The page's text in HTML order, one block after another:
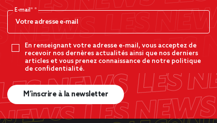
E-mail*
En renseignant votre adresse e-mail, vous acceptez de
recevoir nos dernères actualités ainsi que nos derniers
articles et vous prenez connaissance de notre politique
de confidentialité.
M’inscrire à la newsletter